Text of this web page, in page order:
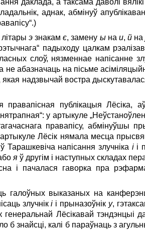
аднак, абмінуў
эзнакамє, замену ына и, йна
падыходу цалкам
слоў, ня­зменнае напісанне
не абазначаць на пісьме
якая надзвычай востра
публікацыя Лёсіка,
у артыкуле
правапісу, абмінуўшы
Лёсік нямала месца
напісання злучніка іі
я ў другім і наступных складах
і пачалася гаворка пра
галоўных выказаных на
злучнікі і прыназоўнік у,
генеральнай Лёсікавай
знайсці, калі б параўнаць з